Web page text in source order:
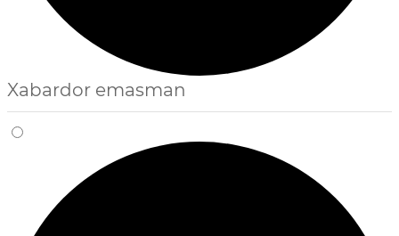
Xabardor emasman